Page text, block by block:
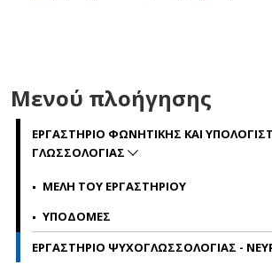
Μενού πλοήγησης
ΕΡΓΑΣΤΗΡΙΟ ΦΩΝΗΤΙΚΗΣ ΚΑΙ
ΓΛΩΣΣΟΛΟΓΙΑΣ
ΜΕΛΗ ΤΟΥ ΕΡΓΑΣΤΗΡΙΟΥ
ΥΠΟΔΟΜΕΣ
ΕΡΓΑΣΤΗΡΙΟ ΨΥΧΟΓΛΩΣΣΟΛΟΓΙΑΣ -